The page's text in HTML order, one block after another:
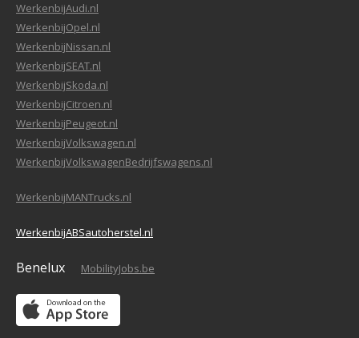
WerkenbijAudi.nl
WerkenbijOpel.nl
WerkenbijNissan.nl
WerkenbijSEAT.nl
WerkenbijSkoda.nl
WerkenbijCitroen.nl
WerkenbijPeugeot.nl
WerkenbijVolkswagen.nl
WerkenbijVolkswagenBedrijfswagens.nl
WerkenbijMANTrucks.nl
WerkenbijABSautoherstel.nl
Benelux MobilityJobs.be